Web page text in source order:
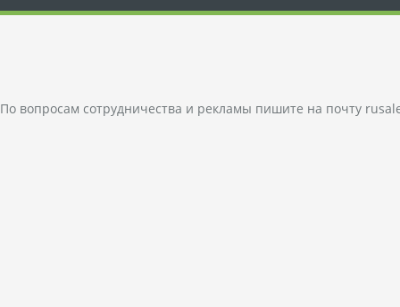
По вопросам сотрудничества и рекламы пишите на почту